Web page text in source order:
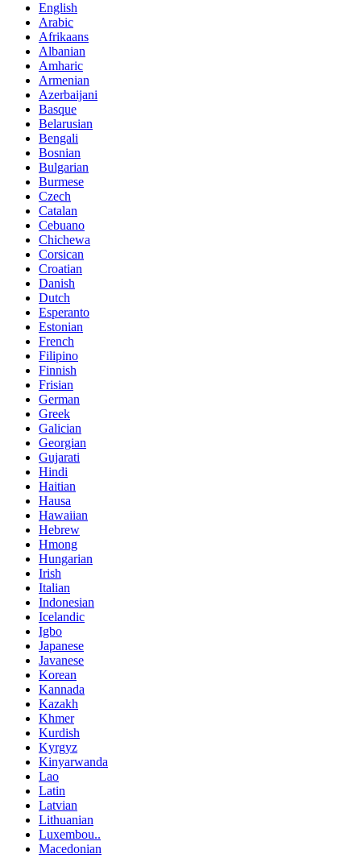
English
Arabic
Afrikaans
Albanian
Amharic
Armenian
Azerbaijani
Basque
Belarusian
Bengali
Bosnian
Bulgarian
Burmese
Czech
Catalan
Cebuano
Chichewa
Corsican
Croatian
Danish
Dutch
Esperanto
Estonian
French
Filipino
Finnish
Frisian
German
Greek
Galician
Georgian
Gujarati
Hindi
Haitian
Hausa
Hawaiian
Hebrew
Hmong
Hungarian
Irish
Italian
Indonesian
Icelandic
Igbo
Japanese
Javanese
Korean
Kannada
Kazakh
Khmer
Kurdish
Kyrgyz
Kinyarwanda
Lao
Latin
Latvian
Lithuanian
Luxembou..
Macedonian